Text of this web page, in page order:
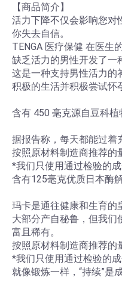
【商品简介】
活力下降不仅会影响您对
你失去自信。
TENGA 医疗保健 在医生
缺乏活力的男性开发了一
这是一种支持男性活力的
积极的生活并积极尝试怀
含有 450 毫克源自豆科植
据报告称，每天都能过着
按照原材料制造商推荐的
*我们只使用通过检验的成
含有125毫克优质日本酶
玛卡是通往健康和生育的
大部分产自秘鲁，但我们
富且稀有。
按照原材料制造商推荐的
*我们只使用通过检验的成
就像锻炼一样，“持续”是